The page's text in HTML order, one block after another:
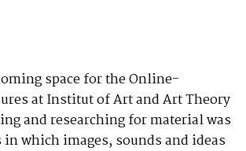
space for the Online-
at Institut of Art and Art Theory
and researching for material was
which images, sounds and ideas